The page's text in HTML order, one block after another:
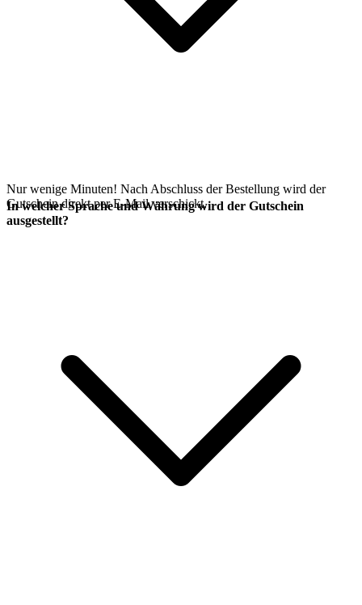
Nur wenige Minuten! Nach Abschluss der Bestellung wird der
Gutschein direkt per E-Mail verschickt.
In welcher Sprache und Währung wird der Gutschein
ausgestellt?